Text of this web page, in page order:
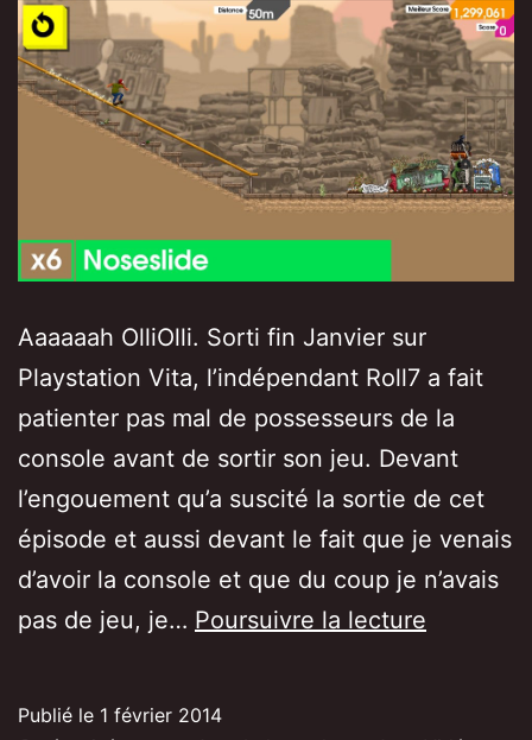
Aaaaaah OlliOlli. Sorti fin Janvier sur
Playstation Vita, l’indépendant Roll7 a fait
patienter pas mal de possesseurs de la
console avant de sortir son jeu. Devant
l’engouement qu’a suscité la sortie de cet
épisode et aussi devant le fait que je venais
d’avoir la console et que du coup je n’avais
pas de jeu, je… Poursuivre la lecture
Publié le 1 février 2014